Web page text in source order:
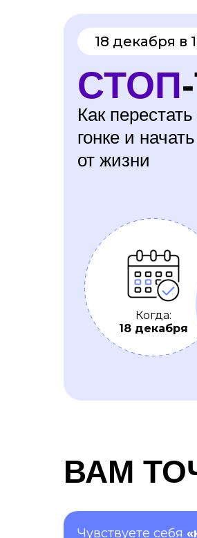
СТОП
18 декабря в
Как
гонке и
от жизни
Когда:
18 декабря
ВАМ
Чувствуете себя